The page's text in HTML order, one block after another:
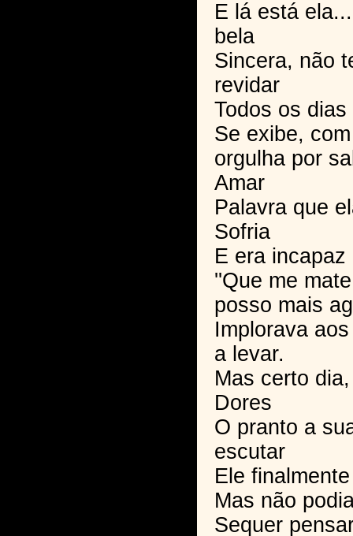
E lá está
bela
Sincera, não
revidar
Todos os
Se exibe,
orgulha por
Amar
Palavra que
Sofria
E era
''Que me
posso mais
Implorava
a levar.
Mas certo
Dores
O pranto a
escutar
Ele
Mas não
Sequer